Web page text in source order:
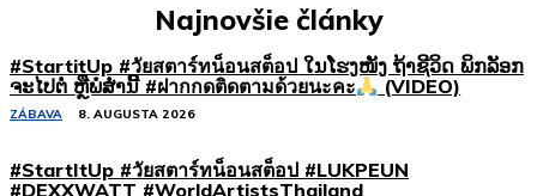
Najnovšie články
#StartitUp #วัยสตาร์ทน็อนสต็อป ໃນໂຮງໜັງ ຖ້າຊີວິດ ພິກລັອກ
ຈະໄປຕໍ່ ຫຼືພໍສໍ່ານີ້ #ฝากกดติดตามด้วยนะคะ
(VIDEO)
ZÁBAVA 8. AUGUSTA 2026
#StartItUp #วัยสตาร์ทน็อนสต็อป #LUKPEUN
#DEXXWATT #WorldArtistsThailand